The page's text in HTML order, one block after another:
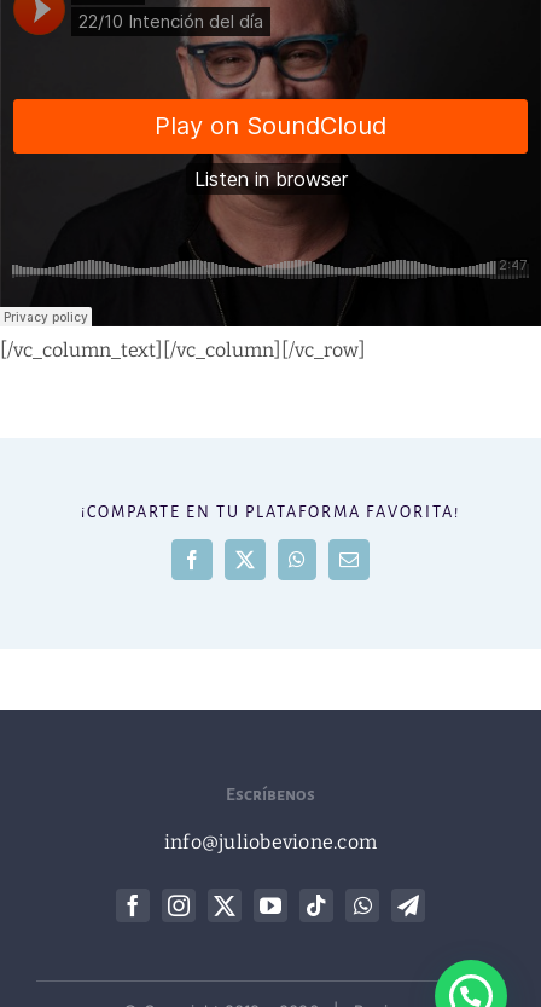
[/vc_column_text][/vc_column][/vc_row]
¡COMPARTE EN TU PLATAFORMA FAVORITA!
Facebook
X WhatsAppCorreo
Escríbenos
info@juliobevione.com